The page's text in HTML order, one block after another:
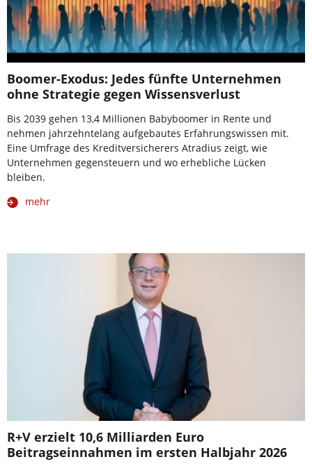
Boomer-Exodus: Jedes fünfte Unternehmen
ohne Strategie gegen Wissensverlust
Bis 2039 gehen 13,4 Millionen Babyboomer in Rente und
nehmen jahrzehntelang aufgebautes Erfahrungswissen mit.
Eine Umfrage des Kreditversicherers Atradius zeigt, wie
Unternehmen gegensteuern und wo erhebliche Lücken
bleiben.
mehr
R+V erzielt 10,6 Milliarden Euro
Beitragseinnahmen im ersten Halbjahr 2026